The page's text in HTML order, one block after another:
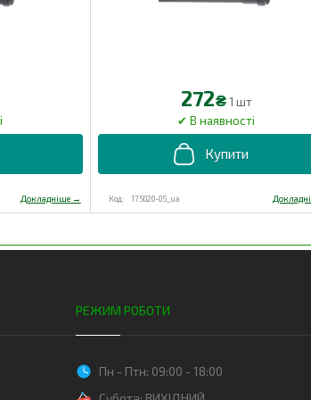
175020-05_ua
272₴1 шт
РЕЖИМ РОБОТИ
Пн - Птн: 09:00 - 18:00